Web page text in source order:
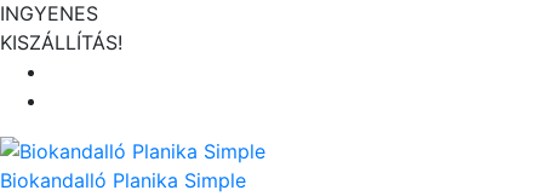
INGYENES
KISZÁLLÍTÁS!
Biokandalló Planika Simple